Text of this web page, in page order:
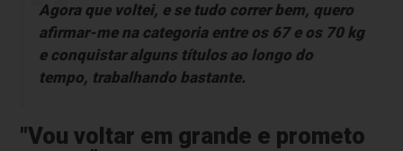
Agora que voltei, e se tudo correr bem, quero
afirmar-me na categoria entre os 67 e os 70 kg
e conquistar alguns títulos ao longo do
tempo, trabalhando bastante.
"Vou voltar em grande e prometo